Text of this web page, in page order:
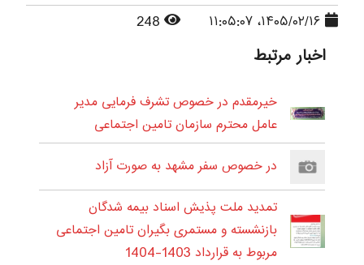
اخبار مرتبط
خیرمقدم در خصوص تشرف فرمایی مدیر
عامل محترم سازمان تامین اجتماعی
در خصوص سفر مشهد به صورت آزاد
تمدید ملت پذیش اسناد بیمه شدگان
بازنشسته و مستمری بگیران تامین اجتماعی
مربوط به قرارداد 1403-1404